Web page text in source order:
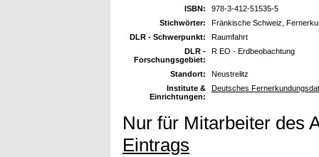
ISBN:
978-3-412-51535-5
Stichwörter:
Fränkische Schweiz,
DLR - Schwerpunkt:
Raumfahrt
DLR -
Forschungsgebiet:
R EO - Erdbeobachtung
Standort:
Neustrelitz
Institute &
Einrichtungen:
Deutsches
Nur für Mitarbeiter des
Eintrags